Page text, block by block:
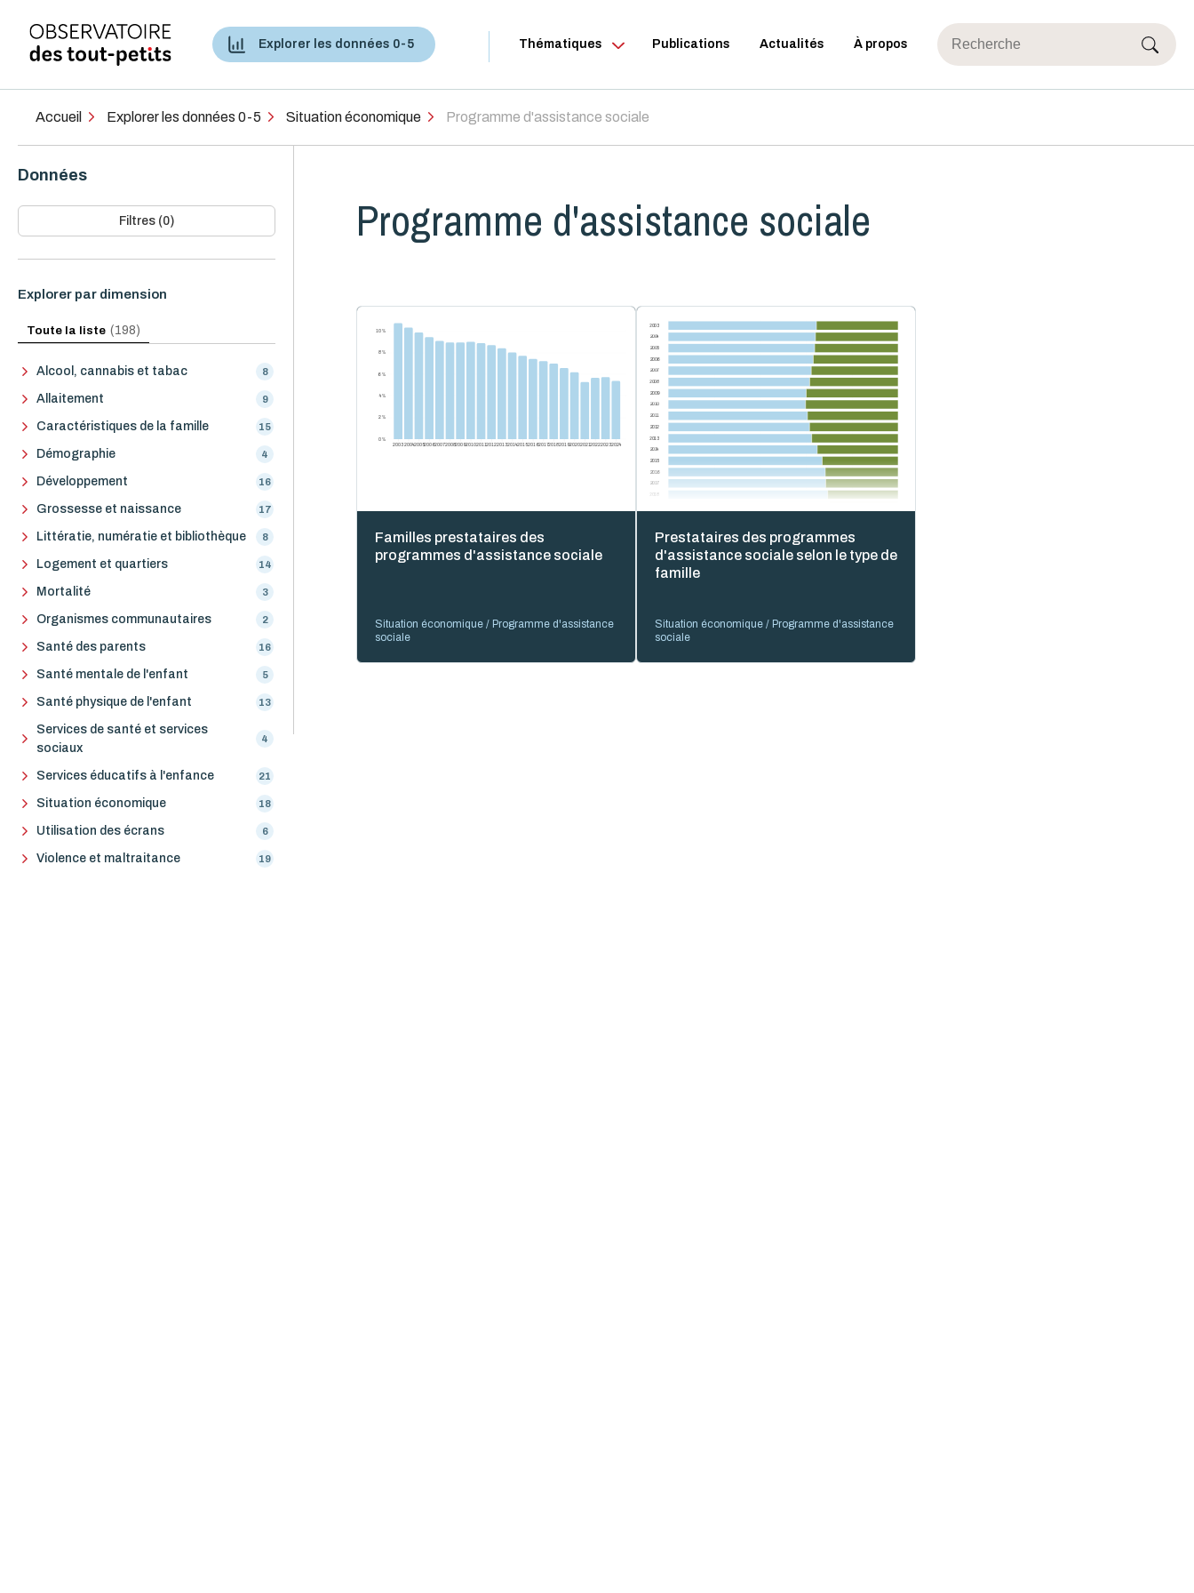
Thématiques
Explorer les données 0-5 Publications Actualités À propos
Accueil Explorer les données 0-5 Situation économique Programme d'assistance sociale
Données
Filtres (0)
Explorer par dimension
Toute la liste (198)
Alcool, cannabis et tabac 8
Allaitement 9
Caractéristiques de la famille 15
Démographie 4
Développement 16
Grossesse et naissance 17
Littératie, numératie et bibliothèque 8
Logement et quartiers 14
Mortalité 3
Organismes communautaires 2
Santé des parents 16
Santé mentale de l'enfant 5
Santé physique de l'enfant 13
Services de santé et services
sociaux
4
Services éducatifs à l'enfance 21
Situation économique 18
Utilisation des écrans 6
Violence et maltraitance 19
Programme d'assistance sociale
2003 20042005200620072008200920102011201220132014201520162017201820192020202120222023 2024
0 %
2 %
4 %
6 %
8 %
10 %
Familles prestataires des
programmes d'assistance sociale
Situation économique / Programme d'assistance
sociale
0 %
2003
2004
2005
2006
2007
2008
2009
2010
2011
2012
2013
2014
2015
2016
2017
2018
2022Prestataires des programmes
d'assistance sociale selon le type de
famille
Situation économique / Programme d'assistance
sociale